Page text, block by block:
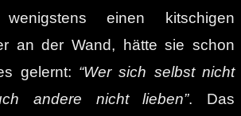
einen kitschigen
an der Wand, hätte sie schon
gelernt: “Wer sich selbst nicht
andere nicht lieben”. Das